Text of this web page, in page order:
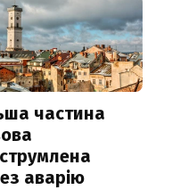
частина
аварію